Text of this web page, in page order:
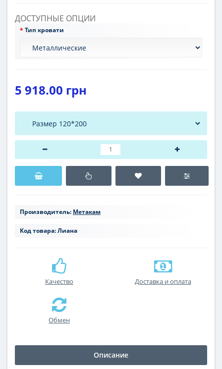
ДОСТУПНЫЕ ОПЦИИ
Тип кровати
5 918.00 грн
Производитель: Метакам
Код товара:Лиана
Качество Доставка и оплата
Обмен
Описание